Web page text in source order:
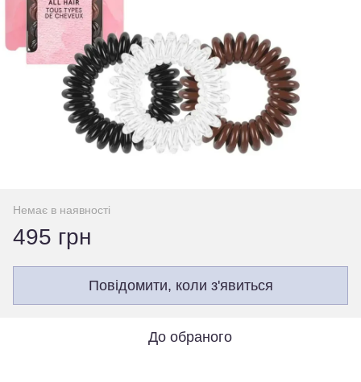
Немає в наявності
495 грн
Повідомити, коли з'явиться
До обраного